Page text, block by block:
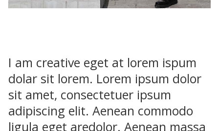
I am creative eget at lorem ispum
dolar sit lorem. Lorem ipsum dolor
sit amet, consectetuer ipsum
adipiscing elit. Aenean commodo
ligula eget aredolor. Aenean massa